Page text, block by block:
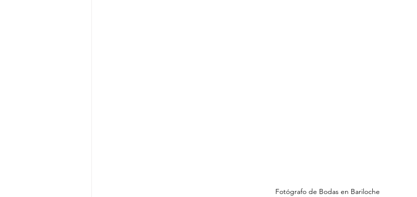
Fotógrafo de Bodas en Bariloche